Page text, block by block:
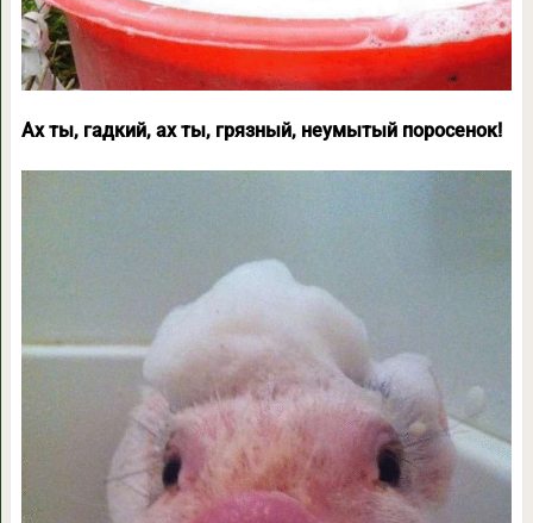
Ах ты, гадкий, ах ты, грязный, неумытый поросенок!